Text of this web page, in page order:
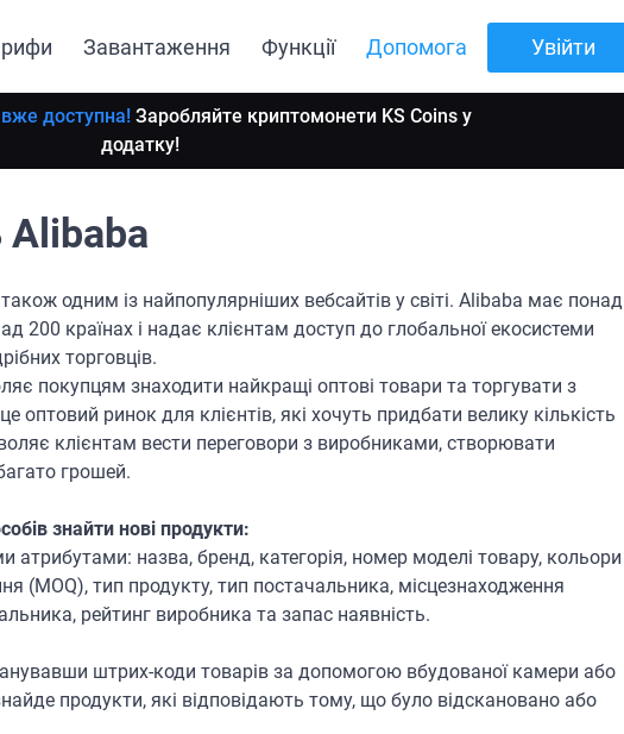
Завантаження Функції Допомога Увійти
доступна! Заробляйте криптомонети KS Coins у
додатку!
Alibaba
одним із найпопулярніших вебсайтів у світі. Alibaba має понад
200 країнах і надає клієнтам доступ до глобальної екосистеми
торговців.
покупцям знаходити найкращі оптові товари та торгувати з
ринок для клієнтів, які хочуть придбати велику кількість
клієнтам вести переговори з виробниками, створювати
грошей.
знайти нові продукти:
назва, бренд, категорія, номер моделі товару, кольори
(MOQ), тип продукту, тип постачальника, місцезнаходження
рейтинг виробника та запас наявність.
штрих-коди товарів за допомогою вбудованої камери або
продукти, які відповідають тому, що було відскановано або